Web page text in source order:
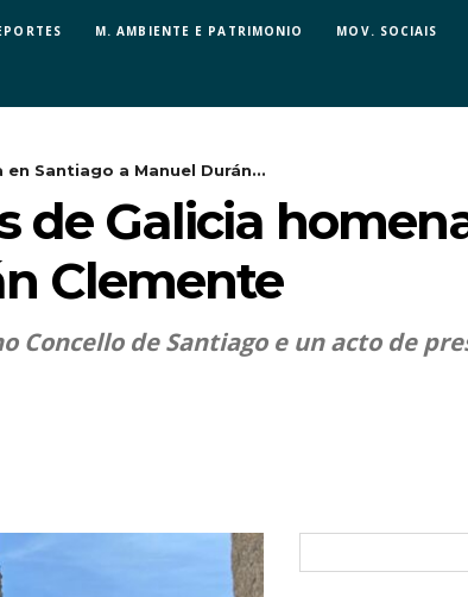
M. AMBIENTE E PATRIMONIO MOV. SOCIAIS
Santiago a Manuel Durán...
de Galicia
Clemente
de Santiago e un acto de